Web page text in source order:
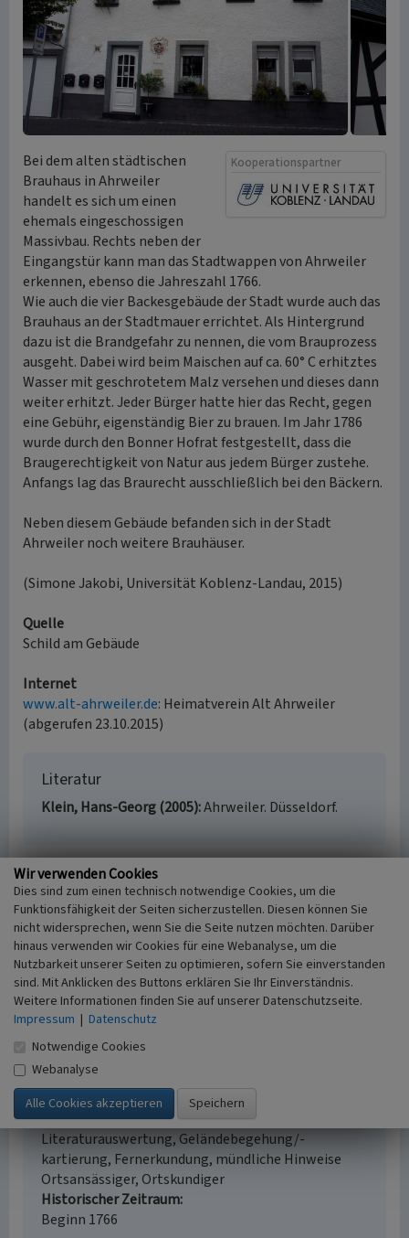
Kooperationspartner
Bei dem alten städtischen
Brauhaus in Ahrweiler
handelt es sich um einen
ehemals eingeschossigen
Massivbau. Rechts neben der
Eingangstür kann man das Stadtwappen von Ahrweiler
erkennen, ebenso die Jahreszahl 1766.
Wie auch die vier Backesgebäude der Stadt wurde auch das
Brauhaus an der Stadtmauer errichtet. Als Hintergrund
dazu ist die Brandgefahr zu nennen, die vom Brauprozess
ausgeht. Dabei wird beim Maischen auf ca. 60° C erhitztes
Wasser mit geschrotetem Malz versehen und dieses dann
weiter erhitzt. Jeder Bürger hatte hier das Recht, gegen
eine Gebühr, eigenständig Bier zu brauen. Im Jahr 1786
wurde durch den Bonner Hofrat festgestellt, dass die
Braugerechtigkeit von Natur aus jedem Bürger zustehe.
Anfangs lag das Braurecht ausschließlich bei den Bäckern.
Neben diesem Gebäude befanden sich in der Stadt
Ahrweiler noch weitere Brauhäuser.
(Simone Jakobi, Universität Koblenz-Landau, 2015)
Quelle
Schild am Gebäude
Internet
www.alt-ahrweiler.de: Heimatverein Alt Ahrweiler
(abgerufen 23.10.2015)
Literatur
Klein, Hans-Georg (2005) Ahrweiler. Düsseldorf.
Altes städtisches Brauhaus Ahrweiler
Schlagwörter
Brauhaus
Straße / Hausnummer
Schützbahn 44
Ort
53474 Bad Neuenahr-Ahrweiler - Ahrweiler
Fachsicht(en)
Kulturlandschaftspflege
Erfassungsmaßstab
i.d.R. 1:5.000 (größer als 1:20.000)
Erfassungsmethode
Literaturauswertung, Geländebegehung/-
kartierung, Fernerkundung, mündliche Hinweise
Ortsansässiger, Ortskundiger
Historischer Zeitraum
Beginn 1766
Wir verwenden Cookies
Dies sind zum einen technisch notwendige Cookies, um die
Funktionsfähigkeit der Seiten sicherzustellen. Diesen können Sie
nicht widersprechen, wenn Sie die Seite nutzen möchten. Darüber
hinaus verwenden wir Cookies für eine Webanalyse, um die
Nutzbarkeit unserer Seiten zu optimieren, sofern Sie einverstanden
sind. Mit Anklicken des Buttons erklären Sie Ihr Einverständnis.
Weitere Informationen finden Sie auf unserer Datenschutzseite.
Impressum | Datenschutz
Notwendige Cookies
Webanalyse